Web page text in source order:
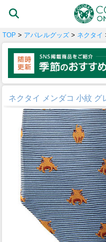
TOP > アパレルグッズ > ネクタイ
ネクタイ メンダコ 小紋 グ